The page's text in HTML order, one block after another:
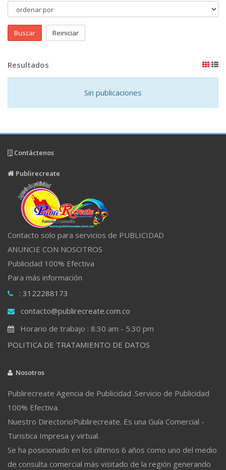
Buscar Reiniciar
Resultados
Sin publicaciones
Contáctenos
Publirecreate
Contacto solo para servicios de PUBLICIDAD
ANUNCIE CON NOSOTROS
Publicidad 100% Efectiva
Para más información
: 3122288173
contacto@publirecreate.com.co
Horario de trabajo : 8:30 am - 5:30 pm
POLITICA DE TRATAMIENTO DE DATOS
Nosotros
Publirecreate Agencia de Publicidad .Servicio de Publicidad
100% Efectiva.
Nuestro DirectorioPublirecreate. Es una Guía Comercial -
Turistica Impresa y virtual.
Se ha posicionado en los últimos 6 años como uno del medio
de consulta comercial más visitado de la región generando